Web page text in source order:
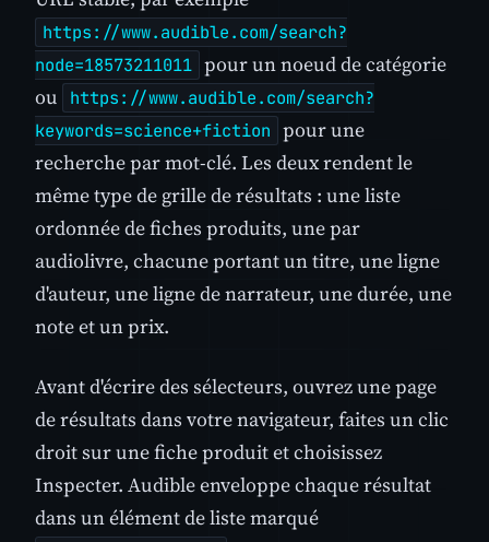
https://www.audible.com/search?
node=18573211011 pour un noeud de catégorie
ou
https://www.audible.com/search?
keywords=science+fiction pour une
recherche par mot-clé. Les deux rendent le
même type de grille de résultats : une liste
ordonnée de fiches produits, une par
audiolivre, chacune portant un titre, une ligne
d'auteur, une ligne de narrateur, une durée, une
note et un prix.
Avant d'écrire des sélecteurs, ouvrez une page
de résultats dans votre navigateur, faites un clic
droit sur une fiche produit et choisissez
Inspecter. Audible enveloppe chaque résultat
dans un élément de liste marqué